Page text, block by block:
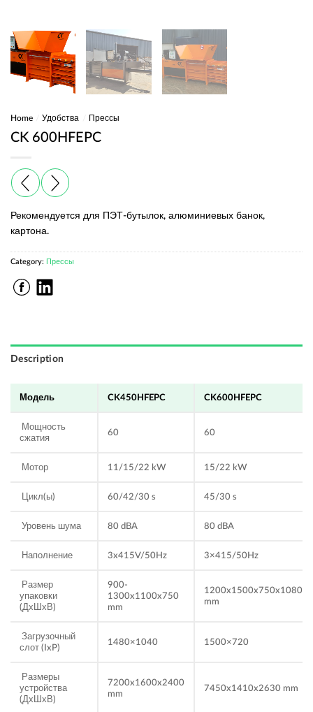
Home Удобства Прессы
CK 600HFEPC
Рекомендуется для ПЭТ-бутылок, алюминиевых банок,
картона.
Category: Прессы
Description
Модель CK450HFEPC CK600HFEPC
Мощность
сжатия
60 60
Мотор 11/15/22 kW 15/22 kW
Цикл(ы) 60/42/30 s 45/30 s
Уровень шума 80 dBA 80 dBA
Наполнение 3x415V/50Hz 3×415/50Hz
Размер
упаковки
(ДхШхВ)
900-
1300x1100x750
mm
1200x1500x750x1080
mm
Загрузочный
слот (IxP)
1480×1040 1500×720
Размеры
устройства
(ДхШхВ)
7200x1600x2400
mm
7450x1410x2630 mm